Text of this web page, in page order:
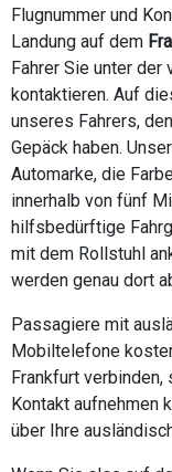
Flugnummer und
Landung auf dem
Fahrer Sie unter der
kontaktieren. Auf
unseres Fahrers,
Gepäck haben.
Automarke, die
innerhalb von fünf
hilfsbedürftige
mit dem Rollstuhl
werden genau dort
Passagiere mit
Mobiltelefone
Frankfurt verbinden,
Kontakt aufnehmen
über Ihre